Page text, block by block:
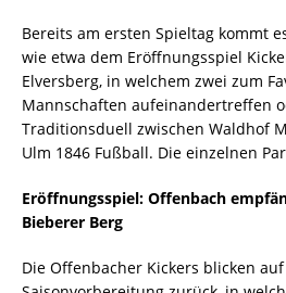
Bereits am ersten Spieltag kommt
wie etwa dem Eröffnungsspiel
Elversberg, in welchem zwei zum
Mannschaften aufeinandertreffen
Traditionsduell zwischen Waldhof
Ulm 1846 Fußball. Die einzelnen
Eröffnungsspiel: Offenbach
Bieberer Berg
Die Offenbacher Kickers blicken